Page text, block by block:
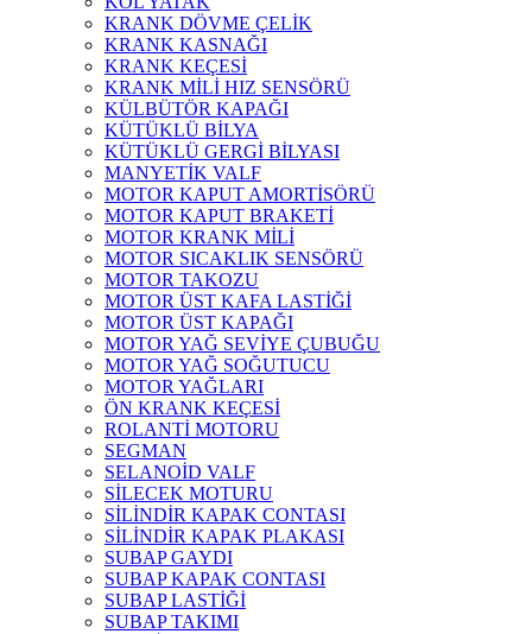
KRANK DÖVME ÇELİK
KRANK KASNAĞI
KRANK KEÇESİ
KRANK MİLİ HIZ SENSÖRÜ
KÜLBÜTÖR KAPAĞI
KÜTÜKLÜ BİLYA
KÜTÜKLÜ GERGİ BİLYASI
MANYETİK VALF
MOTOR KAPUT AMORTİSÖRÜ
MOTOR KAPUT BRAKETİ
MOTOR KRANK MİLİ
MOTOR SICAKLIK SENSÖRÜ
MOTOR TAKOZU
MOTOR ÜST KAFA LASTİĞİ
MOTOR ÜST KAPAĞI
MOTOR YAĞ SEVİYE ÇUBUĞU
MOTOR YAĞ SOĞUTUCU
MOTOR YAĞLARI
ÖN KRANK KEÇESİ
ROLANTİ MOTORU
SEGMAN
SELANOİD VALF
SİLECEK MOTURU
SİLİNDİR KAPAK CONTASI
SİLİNDİR KAPAK PLAKASI
SUBAP GAYDI
SUBAP KAPAK CONTASI
SUBAP LASTİĞİ
SUBAP TAKIMI